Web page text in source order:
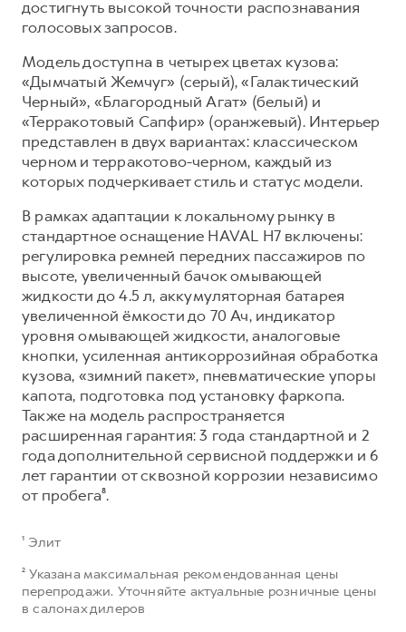
достигнуть высокой точности распознавания
голосовых запросов.
Модель доступна в четырех цветах кузова:
«Дымчатый Жемчуг» (серый), «Галактический
Черный», «Благородный Агат» (белый) и
«Терракотовый Сапфир» (оранжевый). Интерьер
представлен в двух вариантах: классическом
черном и терракотово-черном, каждый из
которых подчеркивает стиль и статус модели.
В рамках адаптации к локальному рынку в
стандартное оснащение HAVAL H7 включены:
регулировка ремней передних пассажиров по
высоте, увеличенный бачок омывающей
жидкости до 4.5 л, аккумуляторная батарея
увеличенной ёмкости до 70 Ач, индикатор
уровня омывающей жидкости, аналоговые
кнопки, усиленная антикоррозийная обработка
кузова, «зимний пакет», пневматические упоры
капота, подготовка под установку фаркопа.
Также на модель распространяется
расширенная гарантия: 3 года стандартной и 2
года дополнительной сервисной поддержки и 6
лет гарантии от сквозной коррозии независимо
от пробега⁸.
¹ Элит
² Указана максимальная рекомендованная цены
перепродажи. Уточняйте актуальные розничные цены
в салонах дилеров